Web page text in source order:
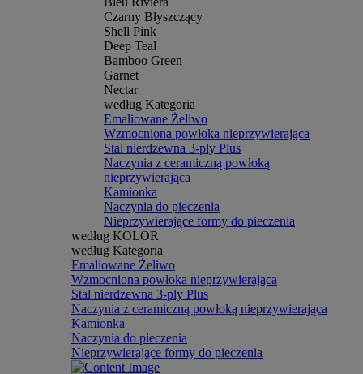
Czarny Błyszczący
Shell Pink
Deep Teal
Bamboo Green
Garnet
Nectar
według Kategoria
Emaliowane Żeliwo
Wzmocniona powłoka nieprzywierająca
Stal nierdzewna 3-ply Plus
Naczynia z ceramiczną powłoką
nieprzywierająca
Kamionka
Naczynia do pieczenia
Nieprzywierające formy do pieczenia
według KOLOR
według Kategoria
Emaliowane Żeliwo
Wzmocniona powłoka nieprzywierająca
Stal nierdzewna 3-ply Plus
Naczynia z ceramiczną powłoką nieprzywierająca
Kamionka
Naczynia do pieczenia
Nieprzywierające formy do pieczenia